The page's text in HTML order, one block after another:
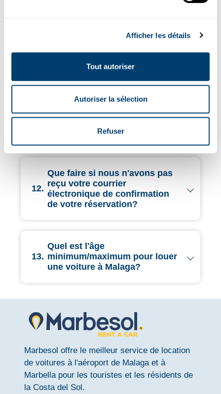
Afficher les détails
Tout autoriser
Autoriser la sélection
Refuser
location ?
11. réservation de ma location de
voiture à Malaga ?
12.
Que faire si nous n'avons pas
reçu votre courrier
électronique de confirmation
de votre réservation?
13.
Quel est l'âge
minimum/maximum pour louer
une voiture à Malaga?
Marbesol offre le meilleur service de location
de voitures à l'aéroport de Malaga et à
Marbella pour les touristes et les résidents de
la Costa del Sol.